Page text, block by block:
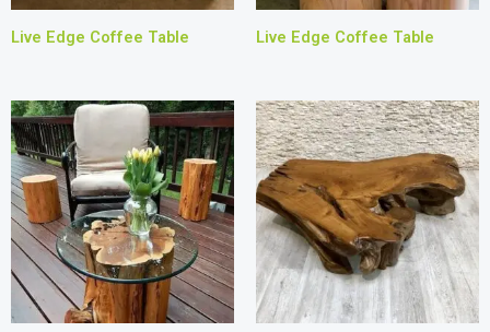
Live Edge Coffee Table Live Edge Coffee Table